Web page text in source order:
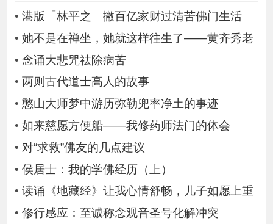
• 港版「林平之」撇百亿家财过清苦佛门生活
• 她不是在禅坐，她就这样往生了——黄齐秀老
• 念诵大悲咒祛除病苦
• 两则古代道士高人的故事
• 憨山大师梦中游历弥勒兜率净土的事迹
• 如来慈愿方便船——我修药师法门的体会
• 对“求救”佛友的几点建议
• 侯居士：我的学佛经历（上）
• 读诵《地藏经》让我心情舒畅，儿子如愿上重
• 修行感应：至诚称念观音圣号化解冲突